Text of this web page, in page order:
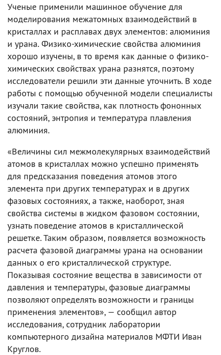
Ученые применили машинное обучение для
моделирования межатомных взаимодействий в
кристаллах и расплавах двух элементов: алюминия
и урана. Физико-химические свойства алюминия
хорошо изучены, в то время как данные о физико-
химических свойствах урана разнятся, поэтому
исследователи решили эти данные уточнить. В ходе
работы с помощью обученной модели специалисты
изучали такие свойства, как плотность фононных
состояний, энтропия и температура плавления
алюминия.
«Величины сил межмолекулярных взаимодействий
атомов в кристаллах можно успешно применять
для предсказания поведения атомов этого
элемента при других температурах и в других
фазовых состояниях, а также, наоборот, зная
свойства системы в жидком фазовом состоянии,
узнать поведение атомов в кристаллической
решетке. Таким образом, появляется возможность
расчета фазовой диаграммы урана на основании
данных о его кристаллической структуре.
Показывая состояние вещества в зависимости от
давления и температуры, фазовые диаграммы
позволяют определять возможности и границы
применения элементов», — сообщил автор
исследования, сотрудник лаборатории
компьютерного дизайна материалов МФТИ Иван
Круглов.